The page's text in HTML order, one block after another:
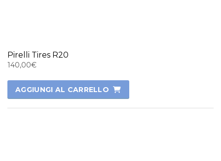
Pirelli Tires R20
140,00€
AGGIUNGI AL CARRELLO